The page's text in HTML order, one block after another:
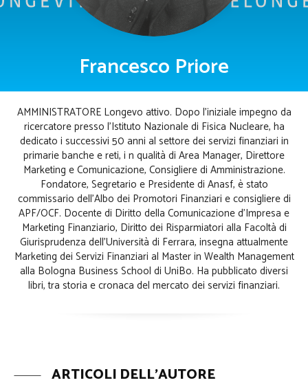
Francesco Priore
AMMINISTRATORE Longevo attivo. Dopo l’iniziale impegno da
ricercatore presso l’Istituto Nazionale di Fisica Nucleare, ha
dedicato i successivi 50 anni al settore dei servizi finanziari in
primarie banche e reti, i n qualità di Area Manager, Direttore
Marketing e Comunicazione, Consigliere di Amministrazione.
Fondatore, Segretario e Presidente di Anasf, è stato
commissario dell’Albo dei Promotori Finanziari e consigliere di
APF/OCF. Docente di Diritto della Comunicazione d’Impresa e
Marketing Finanziario, Diritto dei Risparmiatori alla Facoltà di
Giurisprudenza dell’Università di Ferrara, insegna attualmente
Marketing dei Servizi Finanziari al Master in Wealth Management
alla Bologna Business School di UniBo. Ha pubblicato diversi
libri, tra storia e cronaca del mercato dei servizi finanziari.
ARTICOLI DELL'AUTORE